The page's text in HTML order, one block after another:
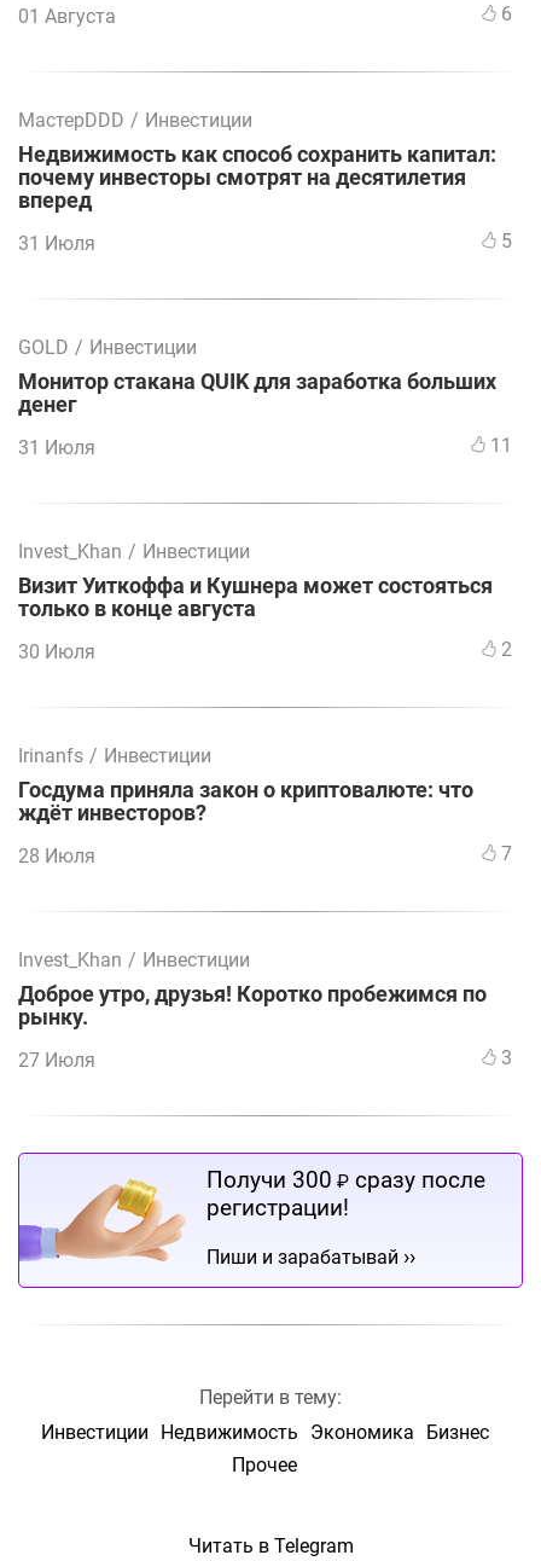
01 Августа 6
МастерDDD / Инвестиции
Недвижимость как способ сохранить капитал:
почему инвесторы смотрят на десятилетия
вперед
31 Июля 5
GOLD / Инвестиции
Монитор стакана QUIK для заработка больших
денег
31 Июля 11
Invest_Khan / Инвестиции
Визит Уиткоффа и Кушнера может состояться
только в конце августа
30 Июля 2
Irinanfs / Инвестиции
Госдума приняла закон о криптовалюте: что
ждёт инвесторов?
28 Июля 7
Invest_Khan / Инвестиции
Доброе утро, друзья! Коротко пробежимся по
рынку.
27 Июля 3
Получи 300 ₽ сразу после
регистрации!
Пиши и зарабатывай ››
Перейти в тему:
Инвестиции
Недвижимость Экономика
Бизнес
Прочее
Читать в Telegram